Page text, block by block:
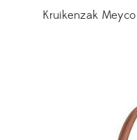
Kruikenzak